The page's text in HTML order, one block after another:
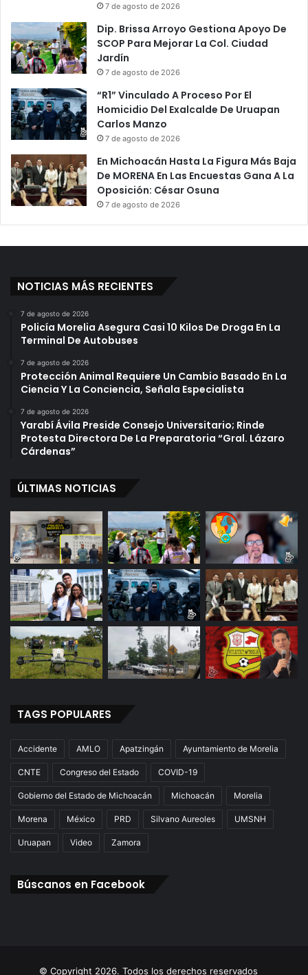
7 de agosto de 2026
Dip. Brissa Arroyo Gestiona Apoyo De
SCOP Para Mejorar La Col. Ciudad
Jardín
7 de agosto de 2026
“R1” Vinculado A Proceso Por El
Homicidio Del Exalcalde De Uruapan
Carlos Manzo
7 de agosto de 2026
En Michoacán Hasta La Figura Más Baja
De MORENA En Las Encuestas Gana A La
Oposición: César Osuna
7 de agosto de 2026
NOTICIAS MÁS RECIENTES
7 de agosto de 2026
Policía Morelia Asegura Casi 10 Kilos De Droga En La
Terminal De Autobuses
7 de agosto de 2026
Protección Animal Requiere Un Cambio Basado En La
Ciencia Y La Conciencia, Señala Especialista
7 de agosto de 2026
Yarabí Ávila Preside Consejo Universitario; Rinde
Protesta Directora De La Preparatoria “Gral. Lázaro
Cárdenas”
ÚLTIMAS NOTICIAS
TAGS POPULARES
Accidente AMLO Apatzingán Ayuntamiento de Morelia
CNTE Congreso del Estado COVID-19
Gobierno del Estado de Michoacán Michoacán Morelia
Morena México PRD Silvano Aureoles UMSNH
Uruapan Video Zamora
Búscanos en Facebook
© Copyright 2026. Todos los derechos reservados